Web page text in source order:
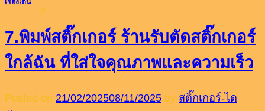
7.พิมพ์สติ๊กเกอร์ ร้านรับตัดสติ๊กเกอร์
ใกล้ฉัน ที่ใส่ใจคุณภาพและความเร็ว
Posted on 21/02/202508/11/2025 by สติ๊กเกอร์-ได